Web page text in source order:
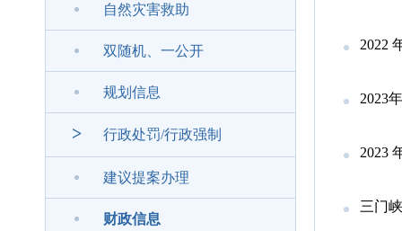
自然灾害救助
双随机、一公开
规划信息
> 行政处罚/行政强制
建议提案办理
财政信息
2022
2023
2023
三门